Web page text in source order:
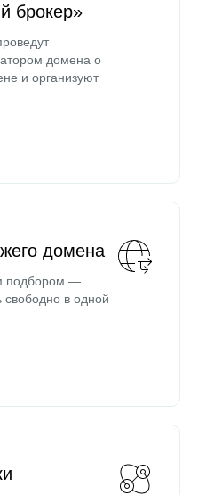
брокер»
домена о
и организуют
домена
подбором —
в одной